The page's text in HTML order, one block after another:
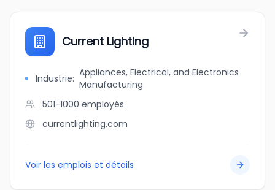
Current Lighting
Industrie: Appliances, Electrical, and Electronics
Manufacturing
501-1000 employés
currentlighting.com
Voir les emplois et détails